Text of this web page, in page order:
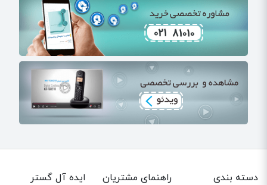
دسته بندی
راهنمای مشتریان ایده آل گستر